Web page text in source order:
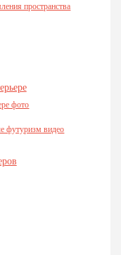
пространства
фото
футуризм видео